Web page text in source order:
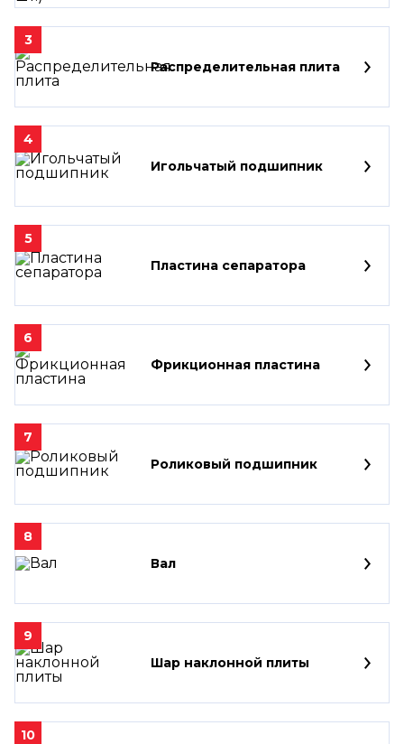
3
Распределительная плита
4
Игольчатый подшипник
5
Пластина сепаратора
6
Фрикционная пластина
7
Роликовый подшипник
8
Вал
9
Шар наклонной плиты
10